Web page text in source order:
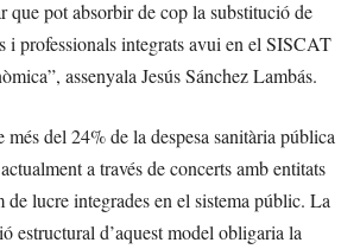
que pot absorbir de cop la substitució de
i professionals integrats avui en el SISCAT
assenyala Jesús Sánchez Lambás.
més del 24% de la despesa sanitària pública
a través de concerts amb entitats
de lucre integrades en el sistema públic. La
estructural d’aquest model obligaria la